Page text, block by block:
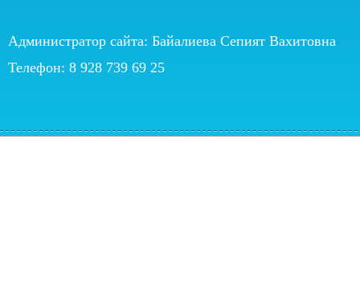
Администратор сайта: Байалиева Сепият Вахитовна
Телефон: 8 928 739 69 25